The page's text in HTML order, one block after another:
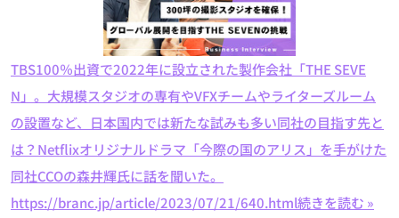
TBS100％出資で2022年に設立された製作会社「THE SEVE
N」。大規模スタジオの専有やVFXチームやライターズルーム
の設置など、日本国内では新たな試みも多い同社の目指す先と
は？Netflixオリジナルドラマ「今際の国のアリス」を手がけた
同社CCOの森井輝氏に話を聞いた。
https://branc.jp/article/2023/07/21/640.html続きを読む »